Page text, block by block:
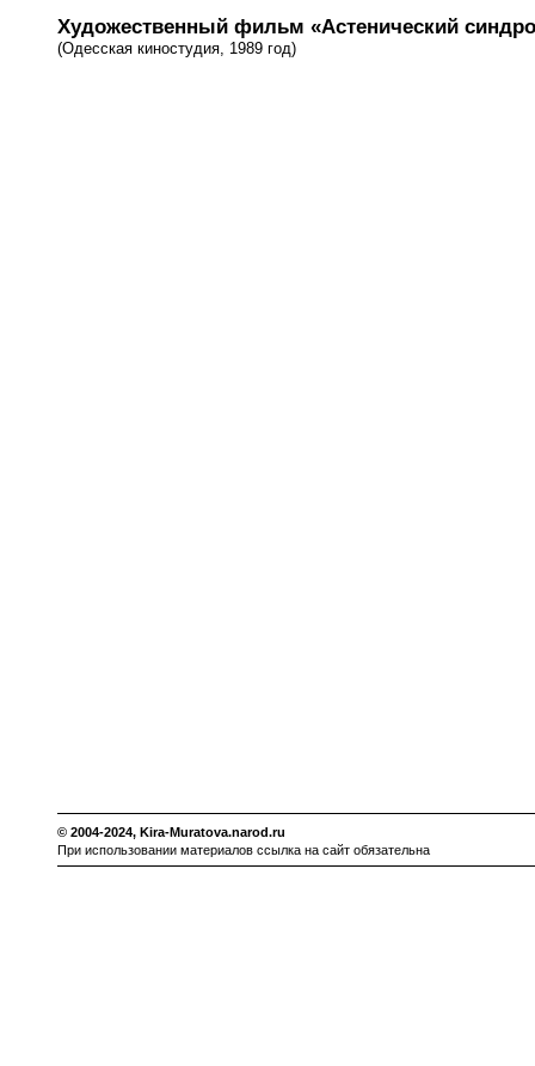
Художественный фильм «Астенический
(Одесская киностудия, 1989 год)
© 2004-2024, Kira-Muratova.narod.ru
При использовании материалов ссылка на сайт обязательна